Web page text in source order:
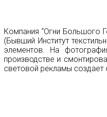
Компания “Огни Большого
(Бывший Институт
элементов. На
производстве и
световой рекламы